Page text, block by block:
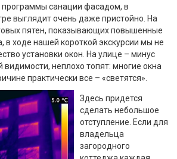
программы санации фасадом, в
выглядит очень даже пристойно. На
пятен, показывающих повышенные
в ходе нашей короткой экскурсии мы не
установки окон. На улице – минус
видимости, неплохо топят: многие окна
практически все – «светятся».
Здесь придется
сделать небольшое
отступление. Если для
владельца
загородного